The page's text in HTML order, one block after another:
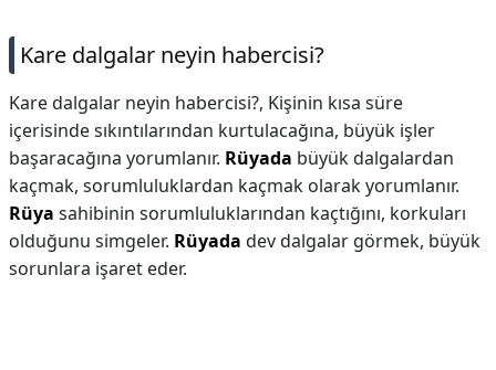
Kare dalgalar neyin habercisi?
Kare dalgalar neyin habercisi?, Kişinin kısa süre
içerisinde sıkıntılarından kurtulacağına, büyük işler
başaracağına yorumlanır. Rüyada büyük dalgalardan
kaçmak, sorumluluklardan kaçmak olarak yorumlanır.
Rüya sahibinin sorumluluklarından kaçtığını, korkuları
olduğunu simgeler. Rüyada dev dalgalar görmek, büyük
sorunlara işaret eder.